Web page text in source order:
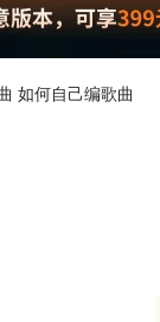
如何自己编歌曲